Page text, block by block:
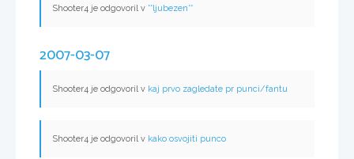
Shooter4 je odgovoril v **ljubezen**
2007-03-07
Shooter4 je odgovoril v kaj prvo zagledate pr punci/fantu
Shooter4 je odgovoril v kako osvojiti punco